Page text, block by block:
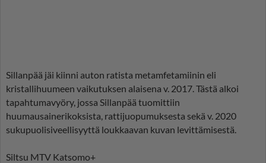
Sillanpää jäi kiinni auton ratista metamfetamiinin eli
kristallihuumeen vaikutuksen alaisena v. 2017. Tästä alkoi
tapahtumavyöry, jossa Sillanpää tuomittiin
huumausainerikoksista, rattijuopumuksesta sekä v. 2020
sukupuolisiveellisyyttä loukkaavan kuvan levittämisestä.
Siltsu MTV Katsomo+